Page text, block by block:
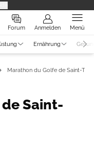
Forum Anmelden Menü
Ernährung
Marathon du Golfe de Saint-
Saint-